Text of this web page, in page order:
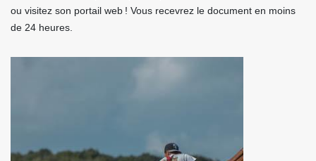
ou visitez son portail web ! Vous recevrez le document en moins
de 24 heures.